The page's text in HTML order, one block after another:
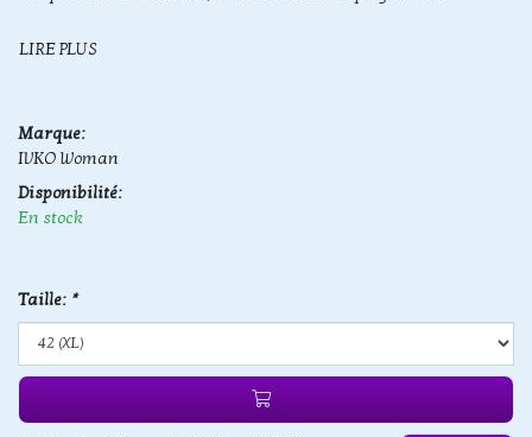
LIRE PLUS
Marque:
IVKO Woman
Disponibilité:
En stock
Taille: *